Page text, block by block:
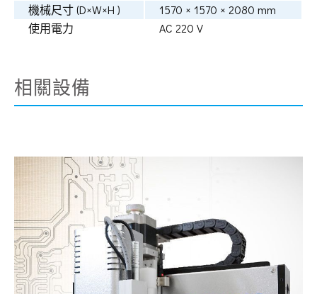
機械尺寸 (D×W×H )
1570 × 1570 × 2080 mm
使用電力
AC 220 V
相關設備